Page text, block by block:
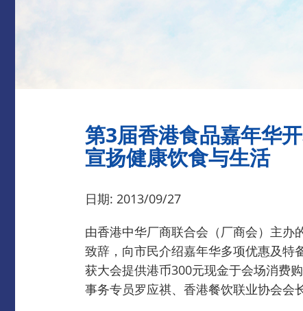
第3届香港食品嘉年华
宣扬健康饮食与生活
日期: 2013/09/27
由香港中华厂商联合会（厂商会）主办
致辞，向市民介绍嘉年华多项优惠及特
获大会提供港币300元现金于会场消费购
事务专员罗应祺、香港餐饮联业协会会